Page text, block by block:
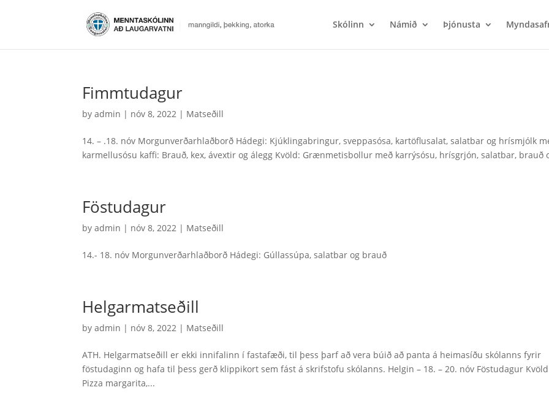
Skólinn Námið Þjónusta
Fimmtudagur
byadmin | nóv 8, 2022 | Matseðill
14. – .18. nóv Morgunverðarhlaðborð Hádegi: Kjúklingabringur, sveppasósa, kartöflusalat, salatbar og hrísmjólk
karmellusósu kaffi: Brauð, kex, ávextir og álegg Kvöld: Grænmetisbollur með karrýsósu, hrísgrjón, salatbar, brauð
Föstudagur
byadmin | nóv 8, 2022 | Matseðill
14.- 18. nóv Morgunverðarhlaðborð Hádegi: Gúllassúpa, salatbar og brauð
Helgarmatseðill
byadmin | nóv 8, 2022 | Matseðill
ATH. Helgarmatseðill er ekki innifalinn í fastafæði, til þess þarf að vera búið að panta á heimasíðu skólanns fyrir
föstudaginn og hafa til þess gerð klippikort sem fást á skrifstofu skólanns. Helgin – 18. – 20. nóv Föstudagur
Pizza margarita,...